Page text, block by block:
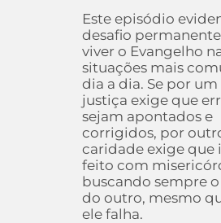
Este episódio
desafio
viver o Evangelho
situações mais
dia a dia. Se por um
justiça exige que
sejam apontados e
corrigidos, por
caridade exige que
feito com
buscando sempre
do outro, mesmo
ele falha.